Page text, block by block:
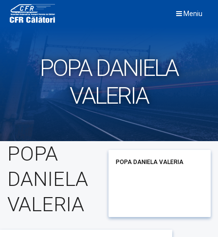
content
Meniu
POPA DANIELA
VALERIA
POPA
DANIELA
VALERIA
POPA DANIELA VALERIA